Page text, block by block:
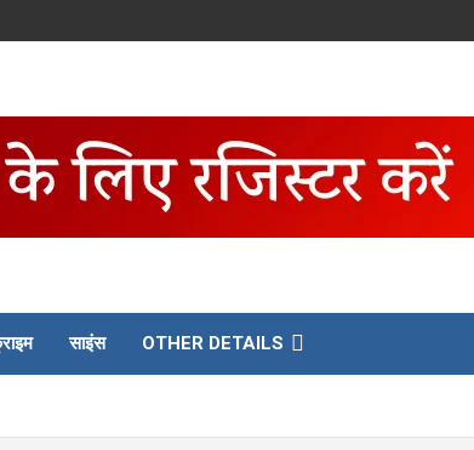
साइंस OTHER DETAILS